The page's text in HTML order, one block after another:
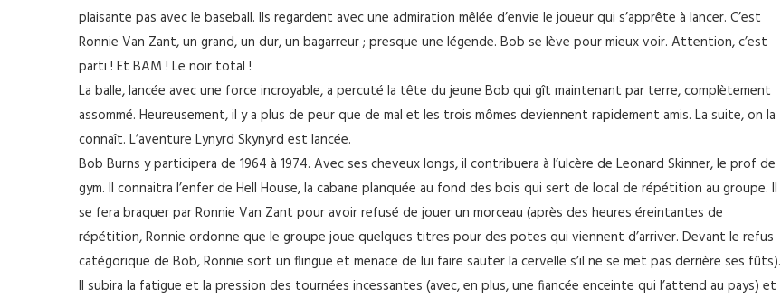
plaisante pas avec le baseball. Ils regardent avec une admiration mêlée d’envie le joueur qui s’apprête à lancer. C’est
Ronnie Van Zant, un grand, un dur, un bagarreur ; presque une légende. Bob se lève pour mieux voir. Attention, c’est
parti ! Et BAM ! Le noir total !
La balle, lancée avec une force incroyable, a percuté la tête du jeune Bob qui gît maintenant par terre, complètement
assommé. Heureusement, il y a plus de peur que de mal et les trois mômes deviennent rapidement amis. La suite, on la
connaît. L’aventure Lynyrd Skynyrd est lancée.
Bob Burns y participera de 1964 à 1974. Avec ses cheveux longs, il contribuera à l’ulcère de Leonard Skinner, le prof de
gym. Il connaitra l’enfer de Hell House, la cabane planquée au fond des bois qui sert de local de répétition au groupe. Il
se fera braquer par Ronnie Van Zant pour avoir refusé de jouer un morceau (après des heures éreintantes de
répétition, Ronnie ordonne que le groupe joue quelques titres pour des potes qui viennent d’arriver. Devant le refus
catégorique de Bob, Ronnie sort un flingue et menace de lui faire sauter la cervelle s’il ne se met pas derrière ses fûts).
Il subira la fatigue et la pression des tournées incessantes (avec, en plus, une fiancée enceinte qui l’attend au pays) et